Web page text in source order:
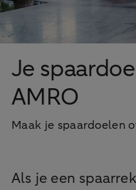
Je
AMRO
Maak je spaardoelen
Als je een